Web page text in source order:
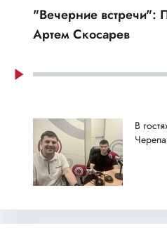
"Вечерние встречи":
Артем Скосарев
В